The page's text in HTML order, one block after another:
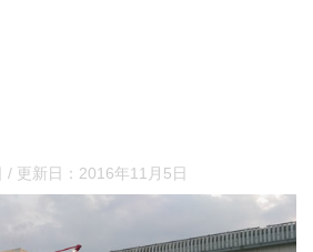
/ 更新日： 2016年11月5日